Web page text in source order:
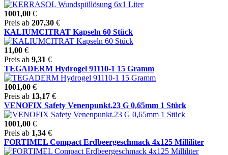
1001,00 €
Preis ab 207,30 €
KALIUMCITRAT Kapseln 60 Stück
11,00 €
Preis ab 9,31 €
TEGADERM Hydrogel 91110-1 15 Gramm
1001,00 €
Preis ab 13,17 €
VENOFIX Safety Venenpunkt.23 G 0,65mm 1 Stück
1001,00 €
Preis ab 1,34 €
FORTIMEL Compact Erdbeergeschmack 4x125 Milliliter